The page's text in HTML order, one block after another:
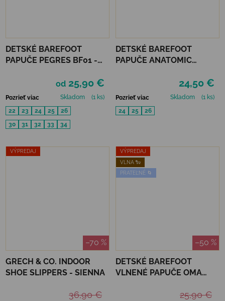
DETSKÉ BAREFOOT
PAPUČE PEGRES BF01 -
od 25,90 €
Pozrieť viac Skladom
(1 ks)
22
23 24 25
26
30
31 32 33 34
DETSKÉ BAREFOOT
PAPUČE ANATOMIC
24,50 €
Pozrieť viac Skladom
(1 ks)
24
25 26
VÝPREDAJ
–70 %
GRECH & CO. INDOOR
SHOE SLIPPERS - SIENNA
36,90 €
VÝPREDAJ
VLNA 🐑
PRATEĽNÉ 🌀
–50 %
DETSKÉ BAREFOOT
VLNENÉ PAPUČE OMA
25,90 €